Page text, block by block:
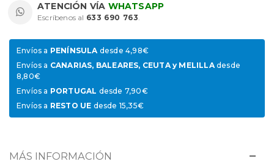
ATENCIÓN VÍA WHATSAPP
Escríbenos al 633 690 763.
Envíos a PENÍNSULAdesde 4,98€
Envíos a CANARIAS, BALEARES, CEUTA y MELILLAdesde
8,80€
Envíos a PORTUGAL desde 7,90€
Envíos a RESTO UE desde 15,35€
MÁS INFORMACIÓN